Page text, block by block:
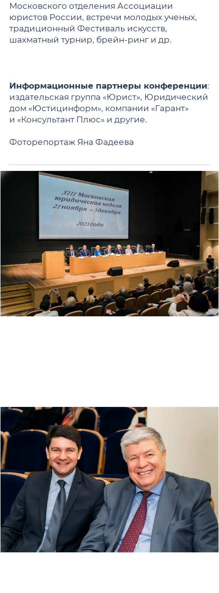
Московского отделения Ассоциации
юристов России, встречи молодых ученых,
традиционный Фестиваль искусств,
шахматный турнир, брейн-ринг и др.
Информационные партнеры конференции:
издательская группа «Юрист», Юридический
дом «Юстицинформ», компании «Гарант»
и «Консультант Плюс» и другие.
Фоторепортаж Яна Фадеева